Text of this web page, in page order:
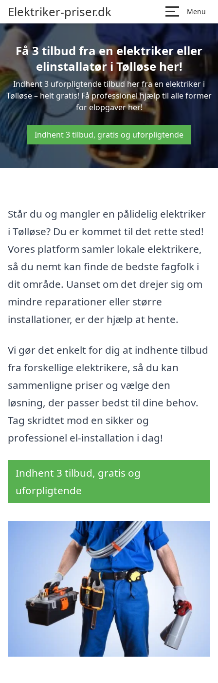
Elektriker-priser.dk Menu
Få 3 tilbud fra en elektriker eller
elinstallatør i Tølløse her!
Indhent 3 uforpligtende tilbud her fra en elektriker i
Tølløse – helt gratis! Få professionel hjælp til alle former
for elopgaver her!
Indhent 3 tilbud, gratis og uforpligtende
Står du og mangler en pålidelig elektriker
i Tølløse? Du er kommet til det rette sted!
Vores platform samler lokale elektrikere,
så du nemt kan finde de bedste fagfolk i
dit område. Uanset om det drejer sig om
mindre reparationer eller større
installationer, er der hjælp at hente.
Vi gør det enkelt for dig at indhente tilbud
fra forskellige elektrikere, så du kan
sammenligne priser og vælge den
løsning, der passer bedst til dine behov.
Tag skridtet mod en sikker og
professionel el-installation i dag!
Indhent 3 tilbud, gratis og
uforpligtende